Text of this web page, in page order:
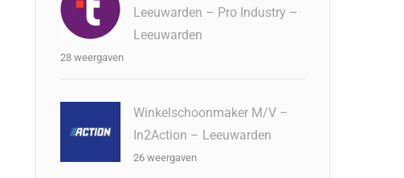
Leeuwarden – Pro Industry –
Leeuwarden
28 weergaven
Winkelschoonmaker M/V –
In2Action – Leeuwarden
26 weergaven